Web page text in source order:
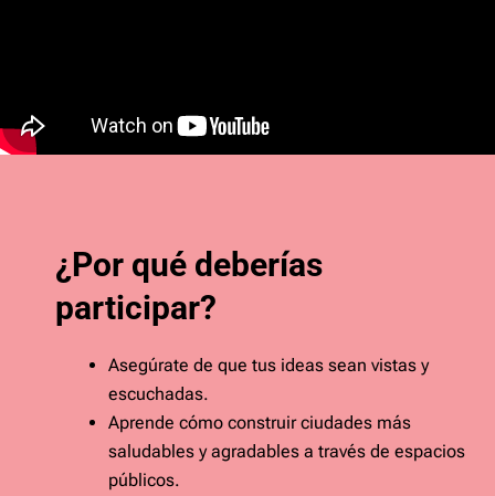
¿Por qué deberías
participar?
Asegúrate de que tus ideas sean vistas y
escuchadas.
Aprende cómo construir ciudades más
saludables y agradables a través de espacios
públicos.